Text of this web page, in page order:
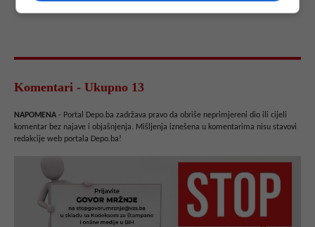
Komentari - Ukupno 13
NAPOMENA - Portal Depo.ba zadržava pravo da obriše neprimjereni dio ili cijeli
komentar bez najave i objašnjenja. Mišljenja iznešena u komentarima nisu stavovi
redakcije web portala Depo.ba!